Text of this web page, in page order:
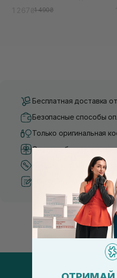
витамином C
1 267₴1 490₴
Бесплатная доставка
Безопасные способы
Только оригинальная
Система бонусов и
Лучшие цены и топ
Рекомендации от